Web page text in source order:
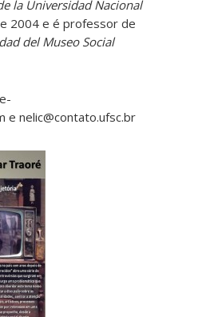
la Universidad Nacional
2004 e é professor de
del Museo Social
e nelic@contato.ufsc.br